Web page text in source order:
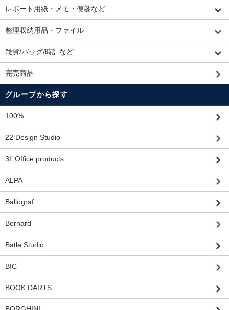
レポート用紙・メモ・便箋など
整理収納用品・ファイル
雑貨/バッグ/時計など
完売商品
グループから探す
100%
22 Design Studio
3L Office products
ALPA
Ballograf
Bernard
Batle Studio
BIC
BOOK DARTS